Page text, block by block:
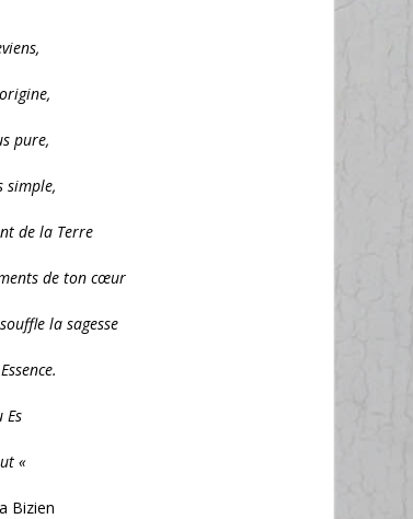
pure,
simple,
de la Terre
de ton cœur
la sagesse
Es
«
Bizien